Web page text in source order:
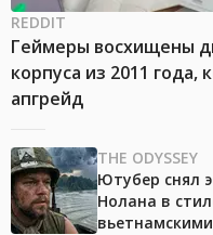
REDDIT
Геймеры восхищены
корпуса из 2011
апгрейд
THE ODYSSEY
Ютубер снял
Нолана в